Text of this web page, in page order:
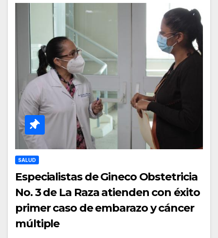
SALUD
Especialistas de Gineco Obstetricia
No. 3 de La Raza atienden con éxito
primer caso de embarazo y cáncer
múltiple